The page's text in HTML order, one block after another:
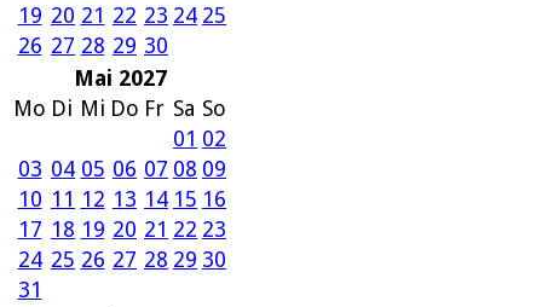
19 20 21 22 23 24 25
26 27 28 29 30
Mai 2027
Mo Di Mi Do Fr Sa So
01 02
03 04 05 06 07 08 09
10 11 12 13 14 15 16
17 18 19 20 21 22 23
24 25 26 27 28 29 30
31